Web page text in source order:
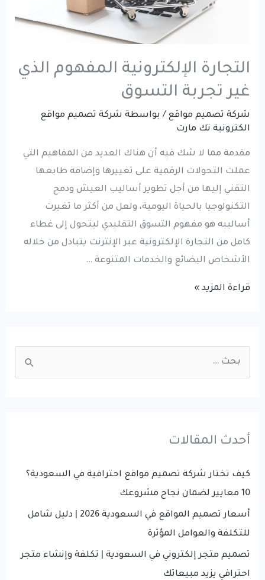
التجارة الإلكترونية المفهوم الذي
غير تجربة التسوق
شركة تصميم مواقع / بواسطة شركة تصميم مواقع
الكترونية تك مارت
مقدمة مما لا شك فيه أن هناك العديد من المفاهيم التي
عملت التحولات الرقمية على تغييرها وإضافة طابعها
التقني إليها من أجل تطوير أساليب العيش ودمج
التكنولوجيا بالحياة اليومية، ولعل من أكثر ما تغيرت
أساليبه هو مفهوم التسوق التقليدي ليتحول إلى غطاء
كامل من التجارة الإلكترونية عبر الإنترنت يتبادل من خلاله
الأشخاص البضائع والخدمات المتنوعة …
التجارة
غير
تجربة
قراءة المزيد »
c
f
o
r
أحدث المقالات
كيف تختار شركة تصميم مواقع احترافية في السعودية؟
10 معايير لضمان نجاح مشروعك
أسعار تصميم المواقع في السعودية 2026 | دليل شامل
للتكلفة والعوامل المؤثرة
تصميم متجر إلكتروني في السعودية | تكلفة وإنشاء متجر
احترافي يزيد مبيعاتك